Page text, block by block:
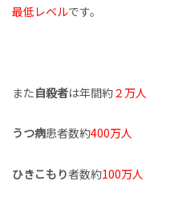
最低レベルです。
また自殺者は年間約２万人
うつ病患者数約400万人
ひきこもり者数約100万人